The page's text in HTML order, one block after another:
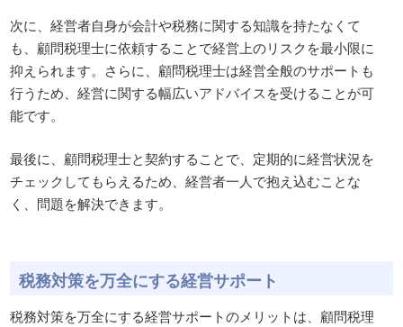
次に、経営者自身が会計や税務に関する知識を持たなくて
も、顧問税理士に依頼することで経営上のリスクを最小限に
抑えられます。さらに、顧問税理士は経営全般のサポートも
行うため、経営に関する幅広いアドバイスを受けることが可
能です。
最後に、顧問税理士と契約することで、定期的に経営状況を
チェックしてもらえるため、経営者一人で抱え込むことな
く、問題を解決できます。
税務対策を万全にする経営サポート
税務対策を万全にする経営サポートのメリットは、顧問税理